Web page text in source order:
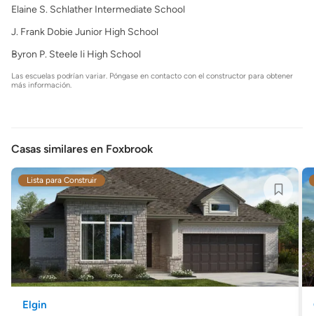
Elaine S. Schlather Intermediate School
J. Frank Dobie Junior High School
Byron P. Steele Ii High School
Las escuelas podrían variar. Póngase en contacto con el constructor para obtener
más información.
Casas similares en Foxbrook
Lista para Construir
Elgin